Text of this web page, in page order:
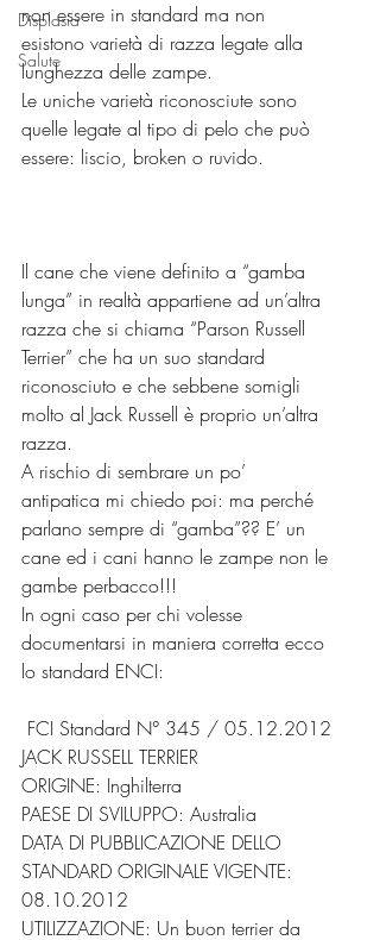
Displasia
Salute
non essere in standard ma non
esistono varietà di razza legate alla
lunghezza delle zampe.
Le uniche varietà riconosciute sono
quelle legate al tipo di pelo che può
essere: liscio, broken o ruvido.
Il cane che viene definito a “gamba
lunga” in realtà appartiene ad un’altra
razza che si chiama “Parson Russell
Terrier” che ha un suo standard
riconosciuto e che sebbene somigli
molto al Jack Russell è proprio un’altra
razza.
A rischio di sembrare un po’
antipatica mi chiedo poi: ma perché
parlano sempre di “gamba”?? E’ un
cane ed i cani hanno le zampe non le
gambe perbacco!!!
In ogni caso per chi volesse
documentarsi in maniera corretta ecco
lo standard ENCI:
FCI Standard N° 345 / 05.12.2012
JACK RUSSELL TERRIER
ORIGINE: Inghilterra
PAESE DI SVILUPPO: Australia
DATA DI PUBBLICAZIONE DELLO
STANDARD ORIGINALE VIGENTE:
08.10.2012
UTILIZZAZIONE: Un buon terrier da